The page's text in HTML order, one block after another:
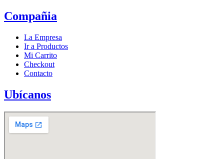
Compañia
La Empresa
Ir a Productos
Mi Carrito
Checkout
Contacto
Ubícanos